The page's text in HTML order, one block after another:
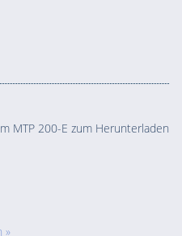
MTP 200-E zum Herunterladen
»